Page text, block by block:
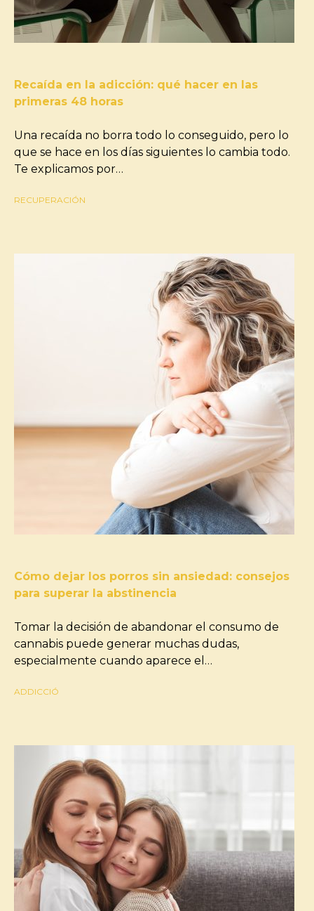
Recaída en la adicción: qué hacer en las
primeras 48 horas
Una recaída no borra todo lo conseguido, pero lo
que se hace en los días siguientes lo cambia todo.
Te explicamos por…
RECUPERACIÓN
Cómo dejar los porros sin ansiedad: consejos
para superar la abstinencia
Tomar la decisión de abandonar el consumo de
cannabis puede generar muchas dudas,
especialmente cuando aparece el…
ADDICCIÓ